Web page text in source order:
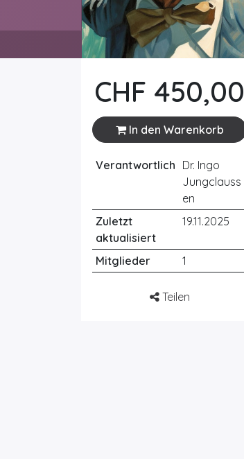
CHF 450,00
In den Warenkorb
Verantwortlich Dr. Ingo
Jungclauss
en
Zuletzt
aktualisiert
19.11.2025
Mitglieder 1
Teilen